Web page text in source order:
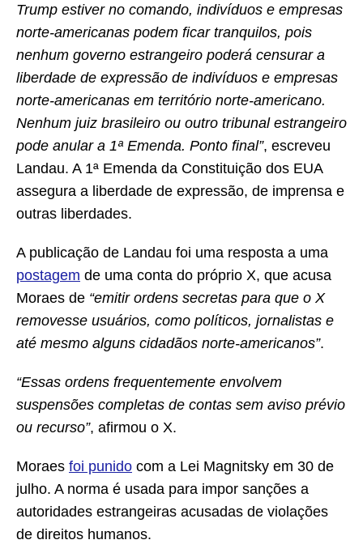
Trump estiver no comando, indivíduos e empresas
norte-americanas podem ficar tranquilos, pois
nenhum governo estrangeiro poderá censurar a
liberdade de expressão de indivíduos e empresas
norte-americanas em território norte-americano.
Nenhum juiz brasileiro ou outro tribunal estrangeiro
pode anular a 1ª Emenda. Ponto final”, escreveu
Landau. A 1ª Emenda da Constituição dos EUA
assegura a liberdade de expressão, de imprensa e
outras liberdades.
A publicação de Landau foi uma resposta a uma
postagem de uma conta do próprio X, que acusa
Moraes de “emitir ordens secretas para que o X
removesse usuários, como políticos, jornalistas e
até mesmo alguns cidadãos norte-americanos”.
“Essas ordens frequentemente envolvem
suspensões completas de contas sem aviso prévio
ou recurso”, afirmou o X.
Moraes foi punido com a Lei Magnitsky em 30 de
julho. A norma é usada para impor sanções a
autoridades estrangeiras acusadas de violações
de direitos humanos.